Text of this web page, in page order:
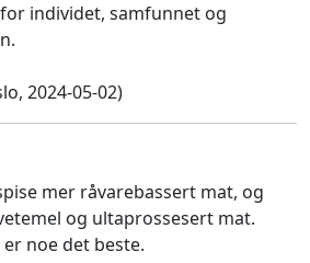
individet, samfunnet og
2024-05-02)
mer råvarebassert mat, og
og ultaprossesert mat.
noe det beste.